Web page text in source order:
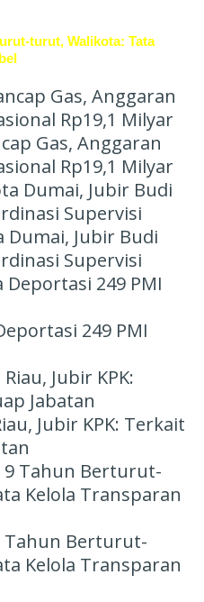
turut, Walikota: Tata
Gas, Anggaran
Rp19,1 Milyar
Dumai, Jubir Budi
Supervisi
249 PMI
Jubir KPK: Terkait
Tahun Berturut-
Kelola Transparan